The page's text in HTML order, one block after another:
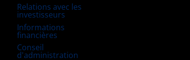
Relations avec les
investisseurs
Informations
financières
Conseil
d'administration